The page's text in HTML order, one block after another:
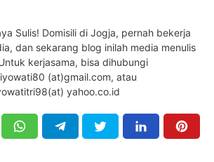
Sulis! Domisili di Jogja, pernah bekerja
dan sekarang blog inilah media menulis
kerjasama, bisa dihubungi
(at)gmail.com, atau
yahoo.co.id